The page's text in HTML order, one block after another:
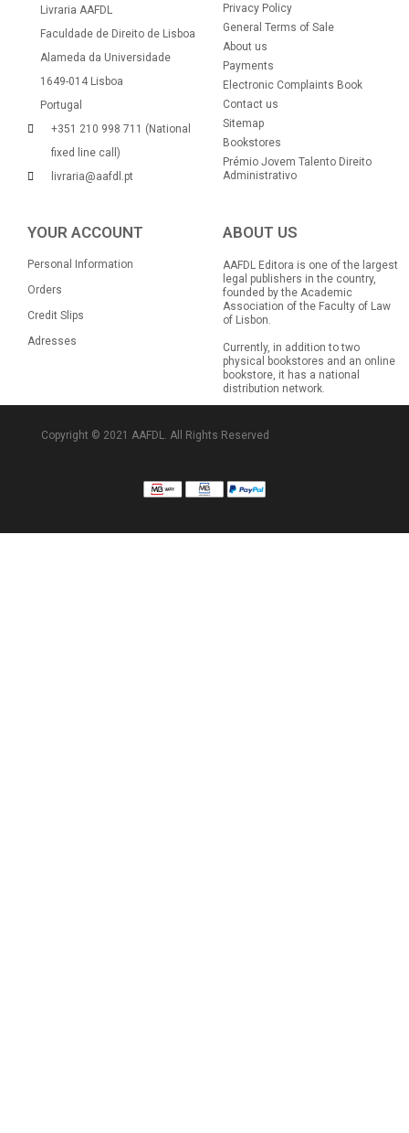
Livraria AAFDL
Faculdade de Direito de Lisboa
Alameda da Universidade
1649-014 Lisboa
Portugal
+351 210 998 711 (National
fixed line call)
livraria@aafdl.pt
Privacy Policy
General Terms of Sale
About us
Payments
Electronic Complaints Book
Contact us
Sitemap
Bookstores
Prémio Jovem Talento Direito
Administrativo
YOUR ACCOUNT
Personal Information
Orders
Credit Slips
Adresses
ABOUT US
AAFDL Editora is one of the largest
legal publishers in the country,
founded by the Academic
Association of the Faculty of Law
of Lisbon.
Currently, in addition to two
physical bookstores and an online
bookstore, it has a national
distribution network.
Copyright © 2021 AAFDL. All Rights Reserved